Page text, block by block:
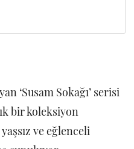
‘Susam Sokağı’ serisi
bir koleksiyon
ve eğlenceli